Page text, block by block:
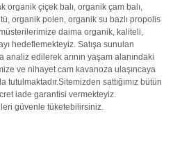
organik çiçek balı, organik çam balı,
, organik polen, organik su bazlı propolis
daima organik, kaliteli,
hedeflemekteyiz. Satışa sunulan
edilerek arının yaşam alanındaki
ve nihayet cam kavanoza ulaşıncaya
tutulmaktadır.Sitemizden sattığımız bütün
iade garantisi vermekteyiz.
güvenle tüketebilirsiniz.